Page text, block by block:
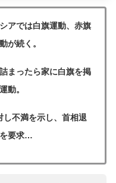
アでは白旗運動、赤旗
が続く。
まったら家に白旗を掲
動。
不満を示し、首相退
要求…